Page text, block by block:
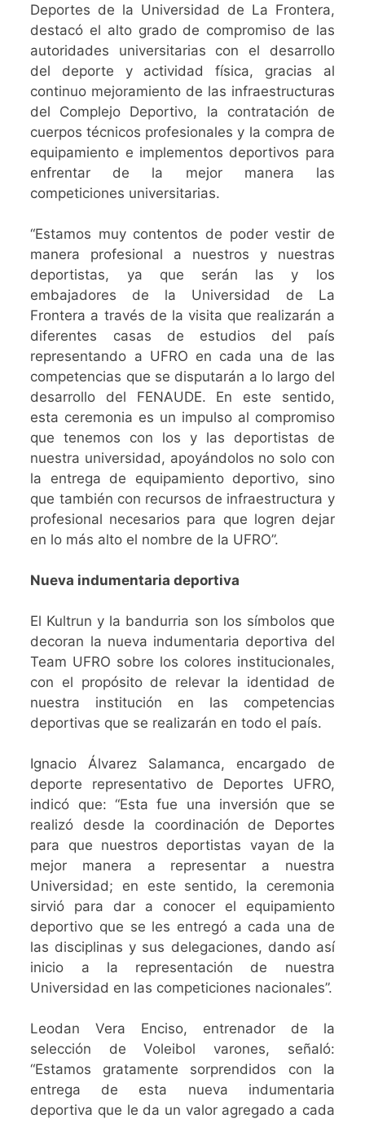
Deportes de la Universidad de La Frontera,
destacó el alto grado de compromiso de las
autoridades universitarias con el desarrollo
del deporte y actividad física, gracias al
continuo mejoramiento de las infraestructuras
del Complejo Deportivo, la contratación de
cuerpos técnicos profesionales y la compra de
equipamiento e implementos deportivos para
enfrentar de la mejor manera las
competiciones universitarias.
“Estamos muy contentos de poder vestir de
manera profesional a nuestros y nuestras
deportistas, ya que serán las y los
embajadores de la Universidad de La
Frontera a través de la visita que realizarán a
diferentes casas de estudios del país
representando a UFRO en cada una de las
competencias que se disputarán a lo largo del
desarrollo del FENAUDE. En este sentido,
esta ceremonia es un impulso al compromiso
que tenemos con los y las deportistas de
nuestra universidad, apoyándolos no solo con
la entrega de equipamiento deportivo, sino
que también con recursos de infraestructura y
profesional necesarios para que logren dejar
en lo más alto el nombre de la UFRO”.
Nueva indumentaria deportiva
El Kultrun y la bandurria son los símbolos que
decoran la nueva indumentaria deportiva del
Team UFRO sobre los colores institucionales,
con el propósito de relevar la identidad de
nuestra institución en las competencias
deportivas que se realizarán en todo el país.
Ignacio Álvarez Salamanca, encargado de
deporte representativo de Deportes UFRO,
indicó que: “Esta fue una inversión que se
realizó desde la coordinación de Deportes
para que nuestros deportistas vayan de la
mejor manera a representar a nuestra
Universidad; en este sentido, la ceremonia
sirvió para dar a conocer el equipamiento
deportivo que se les entregó a cada una de
las disciplinas y sus delegaciones, dando así
inicio a la representación de nuestra
Universidad en las competiciones nacionales”.
Leodan Vera Enciso, entrenador de la
selección de Voleibol varones, señaló:
“Estamos gratamente sorprendidos con la
entrega de esta nueva indumentaria
deportiva que le da un valor agregado a cada